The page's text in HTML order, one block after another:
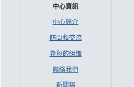
中心資訊
中心簡介
訪問和交流
參與的組織
聯絡我們
新聞稿